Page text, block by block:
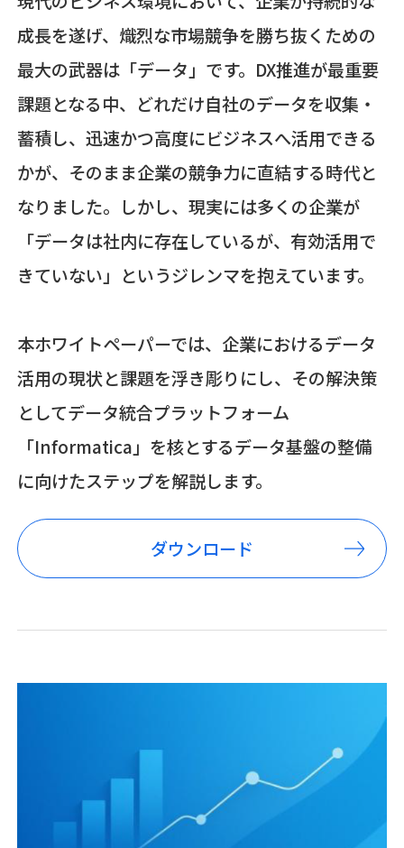
成長を遂げ、熾烈な市場競争を勝ち抜くための
最大の武器は「データ」です。DX推進が最重要
課題となる中、どれだけ自社のデータを収集・
蓄積し、迅速かつ高度にビジネスへ活用できる
かが、そのまま企業の競争力に直結する時代と
なりました。しかし、現実には多くの企業が
「データは社内に存在しているが、有効活用で
きていない」というジレンマを抱えています。
本ホワイトペーパーでは、企業におけるデータ
活用の現状と課題を浮き彫りにし、その解決策
としてデータ統合プラットフォーム
「Informatica」を核とするデータ基盤の整備
に向けたステップを解説します。
ダウンロード